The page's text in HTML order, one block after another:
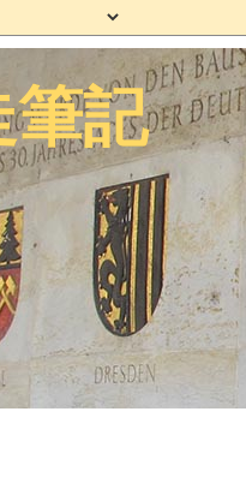
筆記